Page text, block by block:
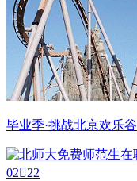
毕业季·挑战北京欢乐谷
0222